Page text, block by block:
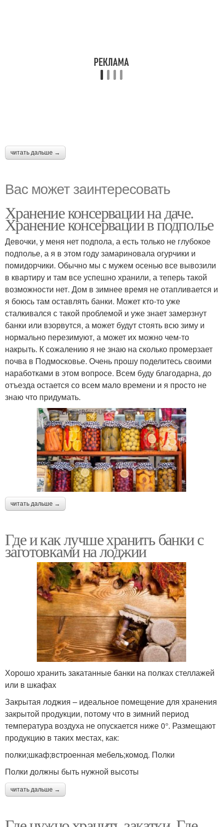
читать дальше →
Вас может заинтересовать
Хранение консервации на даче.
Хранение консервации в подполье
Девочки, у меня нет подпола, а есть только не глубокое
подполье, а я в этом году замариновала огурчики и
помидорчики. Обычно мы с мужем осенью все вывозили
в квартиру и там все успешно хранили, а теперь такой
возможности нет. Дом в зимнее время не отапливается и
я боюсь там оставлять банки. Может кто-то уже
сталкивался с такой проблемой и уже знает замерзнут
банки или взорвутся, а может будут стоять всю зиму и
нормально перезимуют, а может их можно чем-то
накрыть. К сожалению я не знаю на сколько промерзает
почва в Подмосковье. Очень прошу поделитесь своими
наработками в этом вопросе. Всем буду благодарна, до
отъезда остается со всем мало времени и я просто не
знаю что придумать.
читать дальше →
Где и как лучше хранить банки с
заготовками на лоджии
Хорошо хранить закатанные банки на полках стеллажей
или в шкафах
Закрытая лоджия – идеальное помещение для хранения
закрытой продукции, потому что в зимний период
температура воздуха не опускается ниже 0°. Размещают
продукцию в таких местах, как:
полки;шкаф;встроенная мебель;комод. Полки
Полки должны быть нужной высоты
читать дальше →